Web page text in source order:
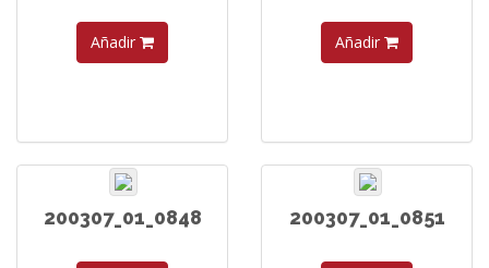
Añadir Añadir
200307_01_0848 200307_01_0851